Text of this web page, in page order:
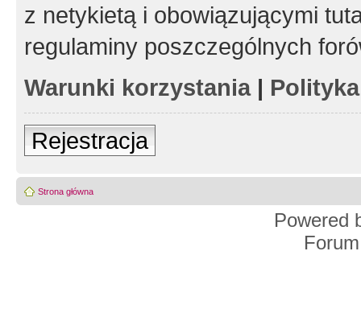
z netykietą i obowiązującymi
regulaminy poszczególnych
Warunki korzystania|
Rejestracja
Strona główna
Powered